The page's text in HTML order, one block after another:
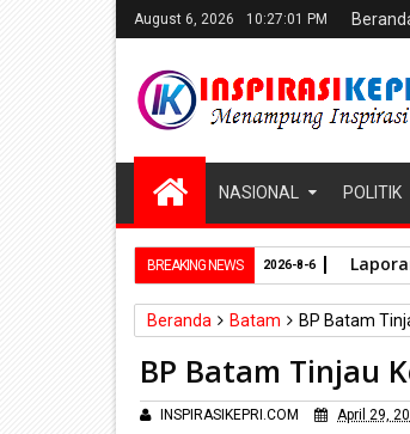
August 6, 2026 10:27:02 PM
NASIONAL POLITIK
BREAKING NEWS 2026-8-6
Beranda Batam BP Batam
BP Batam Tinjau
INSPIRASIKEPRI.COM April 29,